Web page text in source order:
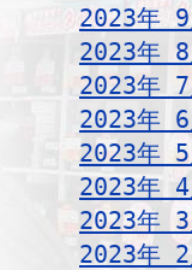
2023年 9
2023年 8
2023年 7
2023年 6
2023年 5
2023年 4
2023年 3
2023年 2